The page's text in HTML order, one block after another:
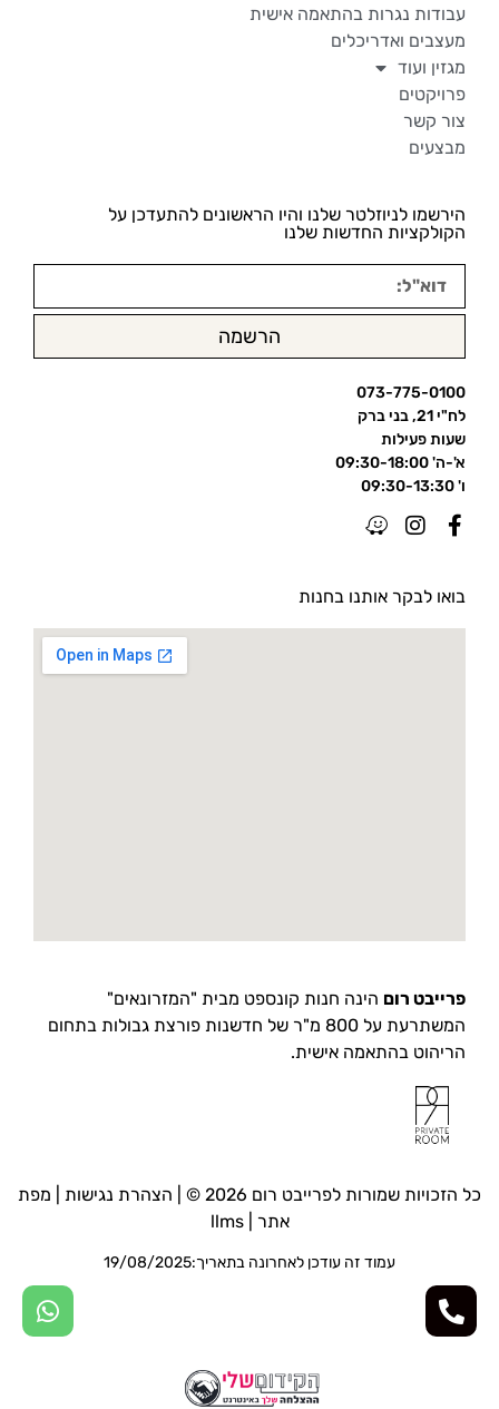
עבודות נגרות בהתאמה אישית
מעצבים ואדריכלים
מגזין ועוד
פרויקטים
צור קשר
מבצעים
הירשמו לניוזלטר שלנו והיו הראשונים להתעדכן על
הקולקציות החדשות שלנו
הרשמה
073-775-0100
לח"י 21, בני ברק
שעות פעילות
א'-ה' 09:30-18:00
ו' 09:30-13:30
בואו לבקר אותנו בחנות
פרייבט רום הינה חנות קונספט מבית "המזרונאים"
המשתרעת על 800 מ"ר של חדשנות פורצת גבולות בתחום
הריהוט בהתאמה אישית.
כל הזכויות שמורות לפרייבט רום 2026 © | הצהרת נגישות
מפת
אתר |
llms
עמוד זה עודכן לאחרונה בתאריך:19/08/2025